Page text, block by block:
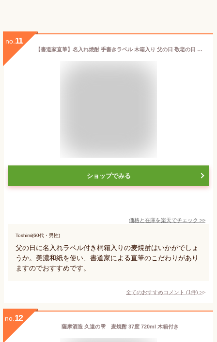
no. 11
【書道家直筆】名入れ焼酎 手書きラベル 木箱入り 父の日 敬老の日 ギフト プレゼント 父の日ギフト720ml 名入れ 日本酒 名入れ焼酎 【 酒 焼酎 麦焼酎 誕生日 プレゼント ギフト 名前入り 父の日 還暦 喜寿 米寿 義父 お歳暮 】
ショップでみる
価格と在庫を楽天でチェック >>
Toshimi(60代・男性)
父の日に名入れラベル付き桐箱入りの麦焼酎はいかがでしょ
うか。美濃和紙を使い、書道家による直筆のこだわりがあり
ますのでおすすめです。
全てのおすすめコメント (1件) >
no. 12
薩摩酒造 久遠の雫 麦焼酎 37度 720ml 木箱付き